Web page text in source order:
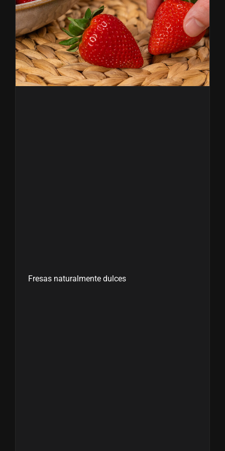
Fresas naturalmente dulces